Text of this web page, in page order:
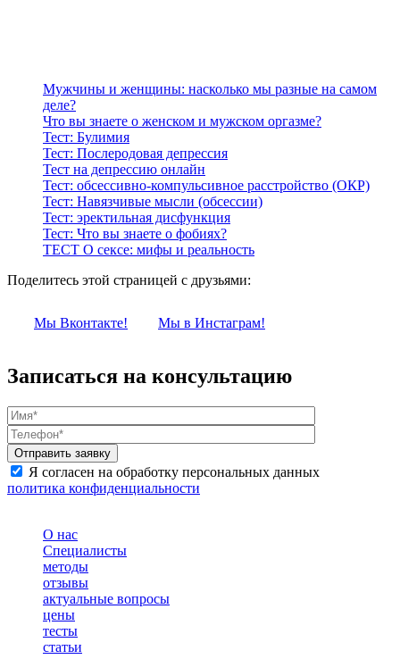
Мужчины и женщины: насколько мы разные на самом
деле?
Что вы знаете о женском и мужском оргазме?
Тест: Булимия
Тест: Послеродовая депрессия
Тест на депрессию онлайн
Тест: обсессивно-компульсивное расстройство (ОКР)
Тест: Навязчивые мысли (обсессии)
Тест: эректильная дисфункция
Тест: Что вы знаете о фобиях?
ТЕСТ О сексе: мифы и реальность
Поделитесь этой страницей с друзьями:
Мы Вконтакте! Мы в Инстаграм!
Записаться на консультацию
Я согласен на обработку персональных данных
политика конфиденциальности
О нас
Специалисты
методы
отзывы
актуальные вопросы
цены
тесты
статьи